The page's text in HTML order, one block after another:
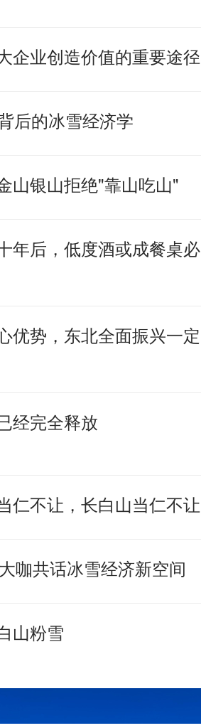
企业创造价值的重要途径
后的冰雪经济学
山银山拒绝"靠山吃山"
年后，低度酒或成餐桌必
优势，东北全面振兴一定
经完全释放
仁不让，长白山当仁不让
咖共话冰雪经济新空间
山粉雪